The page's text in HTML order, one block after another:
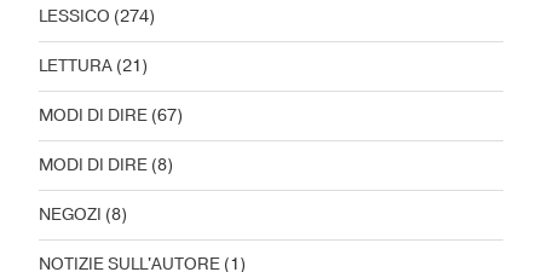
LESSICO (274)
LETTURA (21)
MODI DI DIRE (67)
MODI DI DIRE (8)
NEGOZI (8)
NOTIZIE SULL'AUTORE (1)